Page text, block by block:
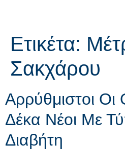
Ετικέτα:
Σακχάρου
Αρρύθμιστοι
Δέκα Νέοι Με
Διαβήτη